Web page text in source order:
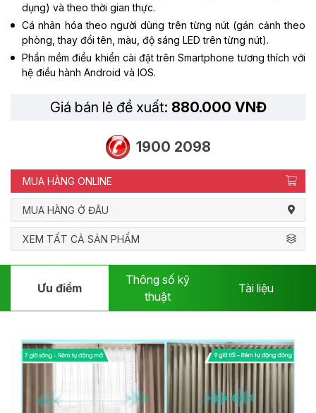
dụng) và theo thời gian thực.
Cá nhân hóa theo người dùng trên từng nút (gán cảnh theo
phòng, thay đổi tên, màu, độ sáng LED trên từng nút).
Phần mềm điều khiển cài đặt trên Smartphone tương thích với
hệ điều hành Android và IOS.
Giá bán lẻ đề xuất: 880.000 VNĐ
1900 2098
MUA HÀNG ONLINE
MUA HÀNG Ở ĐÂU
XEM TẤT CẢ SẢN PHẨM
Ưu điểm
Thông số kỹ
thuật
Tài liệu